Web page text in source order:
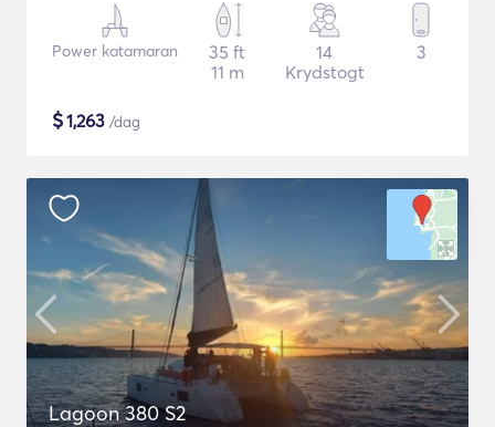
Power katamaran
35 ft
11 m
14
Krydstogt
3
$1,263 /dag
Lagoon 380 S2